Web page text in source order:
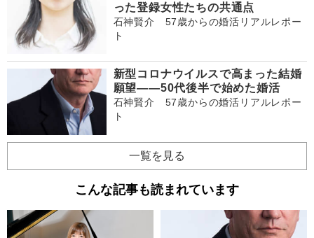
った登録女性たちの共通点
石神賢介 57歳からの婚活リアルレポー
ト
新型コロナウイルスで高まった結婚
願望――50代後半で始めた婚活
石神賢介 57歳からの婚活リアルレポー
ト
一覧を見る
こんな記事も読まれています